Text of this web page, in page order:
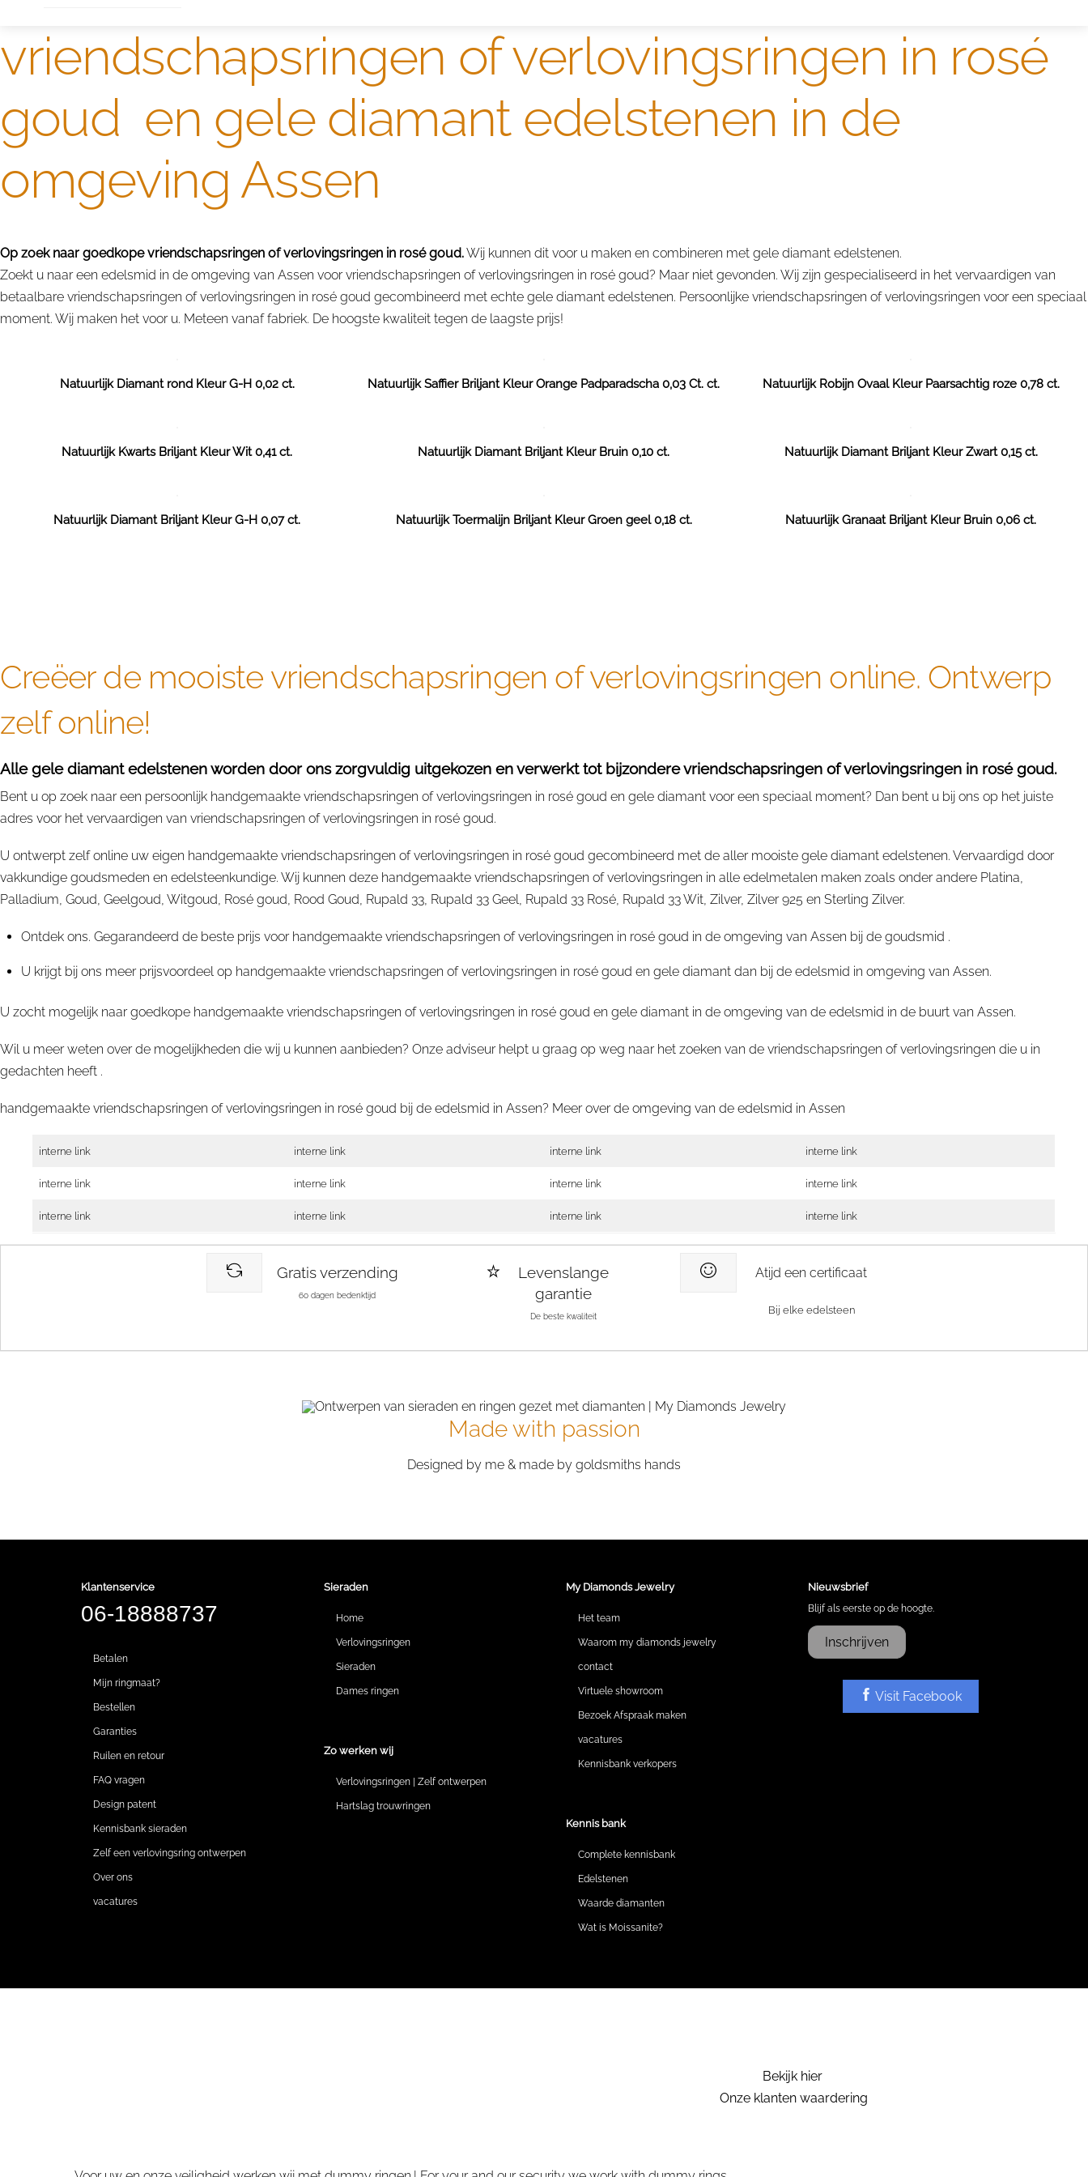
vriendschapsringen of verlovingsringen in rosé
goud en gele diamant edelstenen in de
omgeving Assen
Op zoek naar goedkope vriendschapsringen of verlovingsringen in rosé goud.Wij kunnen dit voor u maken en combineren met gele diamant edelstenen.
Zoekt u naar een edelsmid in de omgeving van Assen voor vriendschapsringen of verlovingsringen in rosé goud? Maar niet gevonden. Wij zijn gespecialiseerd in het vervaardigen van
betaalbare vriendschapsringen of verlovingsringen in rosé goud gecombineerd met echte gele diamant edelstenen. Persoonlijke vriendschapsringen of verlovingsringen voor een speciaal
moment. Wij maken het voor u. Meteen vanaf fabriek. De hoogste kwaliteit tegen de laagste prijs!
Natuurlijk Diamant rond Kleur G-H 0,02 ct. Natuurlijk Saffier Briljant Kleur Orange Padparadscha 0,03 Ct. ct. Natuurlijk Robijn Ovaal Kleur Paarsachtig roze 0,78 ct.
Natuurlijk Kwarts Briljant Kleur Wit 0,41 ct. Natuurlijk Diamant Briljant Kleur Bruin 0,10 ct. Natuurlijk Diamant Briljant Kleur Zwart 0,15 ct.
Natuurlijk Diamant Briljant Kleur G-H 0,07 ct. Natuurlijk Toermalijn Briljant Kleur Groen geel 0,18 ct. Natuurlijk Granaat Briljant Kleur Bruin 0,06 ct.
Creëer de mooiste vriendschapsringen of verlovingsringen online. Ontwerp
zelf online!
Alle gele diamant edelstenen worden door ons zorgvuldig uitgekozen en verwerkt tot bijzondere vriendschapsringen of verlovingsringen in rosé goud.
Bent u op zoek naar een persoonlijk handgemaakte vriendschapsringen of verlovingsringen in rosé goud en gele diamant voor een speciaal moment? Dan bent u bij ons op het juiste
adres voor het vervaardigen van vriendschapsringen of verlovingsringen in rosé goud.
U ontwerpt zelf online uw eigen handgemaakte vriendschapsringen of verlovingsringen in rosé goud gecombineerd met de aller mooiste gele diamant edelstenen. Vervaardigd door
vakkundige goudsmeden en edelsteenkundige. Wij kunnen deze handgemaakte vriendschapsringen of verlovingsringen in alle edelmetalen maken zoals onder andere Platina,
Palladium, Goud, Geelgoud, Witgoud, Rosé goud, Rood Goud, Rupald 33, Rupald 33 Geel, Rupald 33 Rosé, Rupald 33 Wit, Zilver, Zilver 925 en Sterling Zilver.
Ontdek ons. Gegarandeerd de beste prijs voor handgemaakte vriendschapsringen of verlovingsringen in rosé goud in de omgeving van Assen bij de goudsmid .
U krijgt bij ons meer prijsvoordeel op handgemaakte vriendschapsringen of verlovingsringen in rosé goud en gele diamant dan bij de edelsmid in omgeving van Assen.
U zocht mogelijk naar goedkope handgemaakte vriendschapsringen of verlovingsringen in rosé goud en gele diamant in de omgeving van de edelsmid in de buurt van Assen.
Wil u meer weten over de mogelijkheden die wij u kunnen aanbieden? Onze adviseur helpt u graag op weg naar het zoeken van de vriendschapsringen of verlovingsringen die u in
gedachten heeft .
handgemaakte vriendschapsringen of verlovingsringen in rosé goud bij de edelsmid in Assen? Meer over de omgeving van de edelsmid in Assen
interne link interne link interne link interne link
interne link interne link interne link interne link
interne link interne link interne link interne link
Gratis verzending
60 dagen bedenktijd
Levenslange
garantie
De beste kwaliteit
Atijd een certificaat
Bij elke edelsteen
Made with passion
Designed by me & made by goldsmiths hands
Klantenservice
06-18888737
Betalen
Mijn ringmaat?
Bestellen
Garanties
Ruilen en retour
FAQ vragen
Design patent
Kennisbank sieraden
Zelf een verlovingsring ontwerpen
Over ons
vacatures
Sieraden
Home
Verlovingsringen
Sieraden
Dames ringen
Zo werken wij
Verlovingsringen | Zelf ontwerpen
Hartslag trouwringen
My Diamonds Jewelry
Het team
Waarom my diamonds jewelry
contact
Virtuele showroom
Bezoek Afspraak maken
vacatures
Kennisbank verkopers
Kennis bank
Complete kennisbank
Edelstenen
Waarde diamanten
Wat is Moissanite?
Nieuwsbrief
Blijf als eerste op de hoogte.
Inschrijven
Visit Facebook
Bekijk hier
Onze klanten waardering